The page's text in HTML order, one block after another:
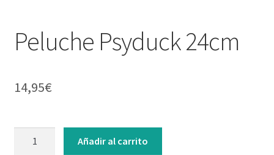
Ofertas
Lista de deseos
Mi cuenta
Peluche Psyduck 24cm
14,95€
Añadir al carrito